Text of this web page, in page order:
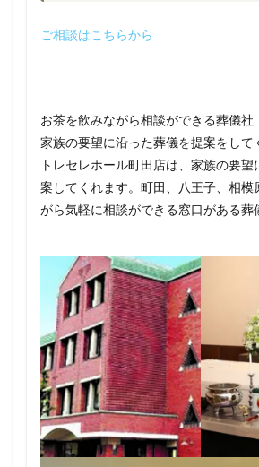
ご相談はこちらから
お茶を飲みながら相談ができる葬儀社
家族の要望に沿った葬儀を提案をして
トレセレホール町田店は、家族の要
案してくれます。町田、八王子、相模
がら気軽に相談ができる窓口がある葬